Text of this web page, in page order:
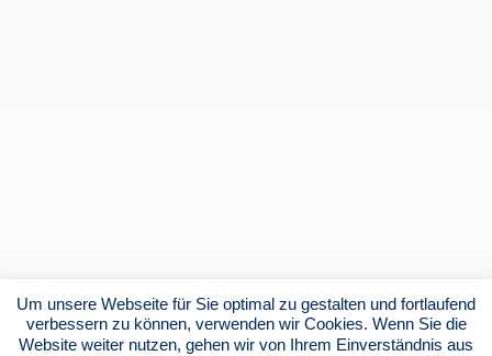
Um unsere Webseite für Sie optimal zu gestalten und fortlaufend
verbessern zu können, verwenden wir Cookies. Wenn Sie die
Website weiter nutzen, gehen wir von Ihrem Einverständnis aus